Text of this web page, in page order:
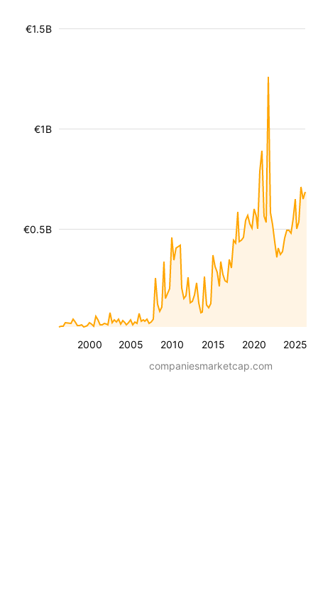
2000 2005 2010 2015 2020 2025
€0.5B
€1B
€1.5B
companiesmarketcap.com